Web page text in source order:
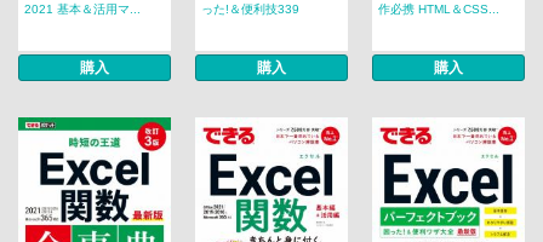
2021 基本＆活用マ...
購入
った!＆便利技339
購入
作必携 HTML＆CSS...
購入